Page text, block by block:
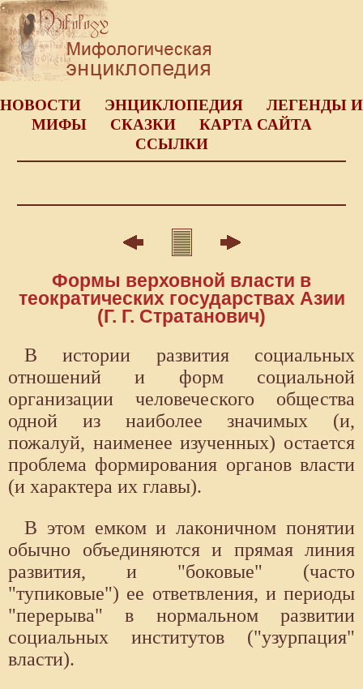
НОВОСТИ ЭНЦИКЛОПЕДИЯ
ЛЕГЕНДЫ И
МИФЫ
СКАЗКИ
КАРТА САЙТА
ССЫЛКИ
Формы верховной власти в
теократических государствах Азии
(Г. Г. Стратанович)
В истории развития социальных
отношений и форм социальной
организации человеческого общества
одной из наиболее значимых (и,
пожалуй, наименее изученных) остается
проблема формирования органов власти
(и характера их главы).
В этом емком и лаконичном понятии
обычно объединяются и прямая линия
развития, и "боковые" (часто
"тупиковые") ее ответвления, и периоды
"перерыва" в нормальном развитии
социальных институтов ("узурпация"
власти).